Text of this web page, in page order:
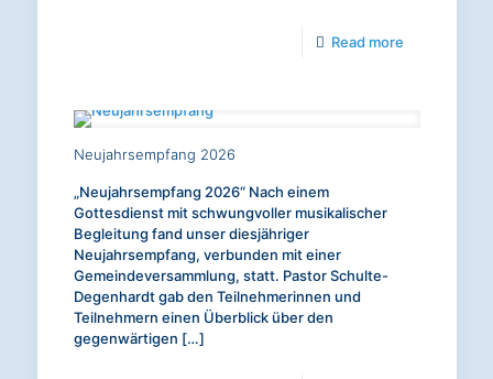
Read more-
Neujahrsempfang 2026
„Neujahrsempfang 2026“ Nach einem
Gottesdienst mit schwungvoller musikalischer
Begleitung fand unser diesjähriger
Neujahrsempfang, verbunden mit einer
Gemeindeversammlung, statt. Pastor Schulte-
Degenhardt gab den Teilnehmerinnen und
Teilnehmern einen Überblick über den
gegenwärtigen […]